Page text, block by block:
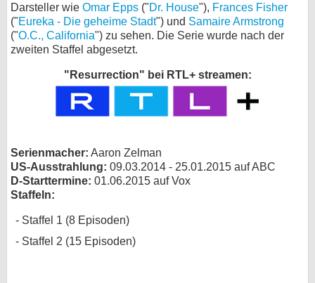
Darsteller wie Omar Epps ("Dr. House"), Frances Fisher
("Eureka - Die geheime Stadt") und Samaire Armstrong
("O.C., California") zu sehen. Die Serie wurde nach der
zweiten Staffel abgesetzt.
"Resurrection" bei RTL+ streamen:
Serienmacher: Aaron Zelman
US-Ausstrahlung: 09.03.2014 - 25.01.2015 auf ABC
D-Starttermine: 01.06.2015 auf Vox
Staffeln:
Staffel 1 (8 Episoden)
Staffel 2 (15 Episoden)
Kontakt
Nutzungsbedingungen
Impressum
Desktop-Ansicht